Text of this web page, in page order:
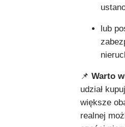
lub
📌 Warto
udział
większe
realnej